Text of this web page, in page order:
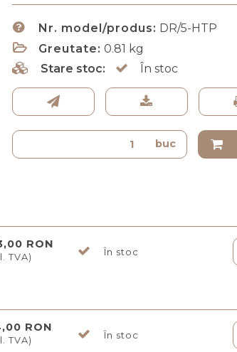
Nr. model/produs: DR/5-HTP
Greutate: 0.81 kg
Stare stoc:
În stoc
buc
RON
TVA) În stoc
RON
TVA) În stoc